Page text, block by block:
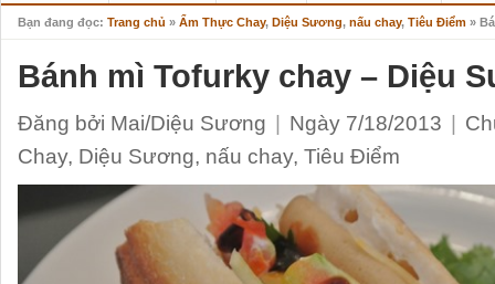
Bạn đang đọc: Trang chủ » Ẩm Thực Chay, Diệu Sương, nấu chay, Tiêu Điểm »
Bánh mì Tofurky chay – Diệu
Đăng bởi Mai/Diệu Sương Ngày 7/18/2013
Chay, Diệu Sương, nấu chay, Tiêu Điểm